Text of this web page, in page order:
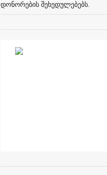
დონორების შეხედულებებს.